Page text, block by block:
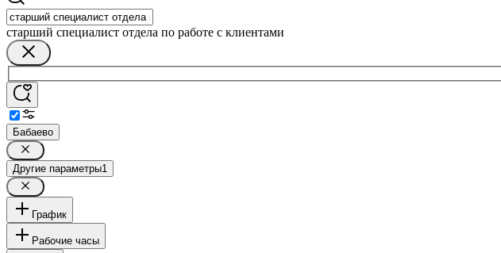
старший специалист отдела по работе с клиентами
Бабаево
Другие параметры1
График
Рабочие часы